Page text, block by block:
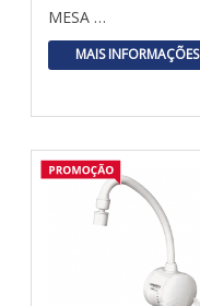
MESA …
MAIS INFORMAÇÕES